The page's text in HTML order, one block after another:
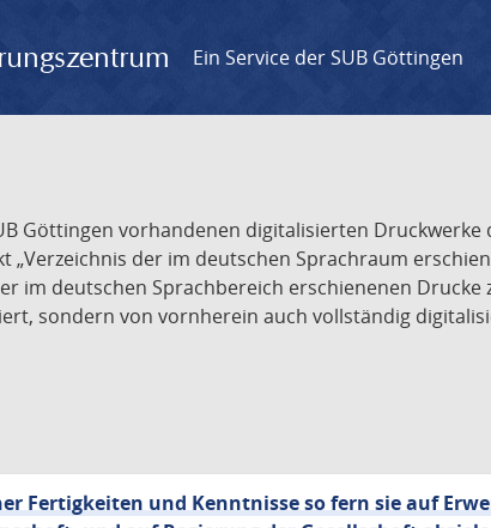
Ein Service der SUB Göttingen
Göttingen vorhandenen digitalisierten
der im deutschen Sprachraum
im deutschen Sprachbereich erschienenen
sondern von vornherein auch vollständig
Fertigkeiten und Kenntnisse so fern sie auf